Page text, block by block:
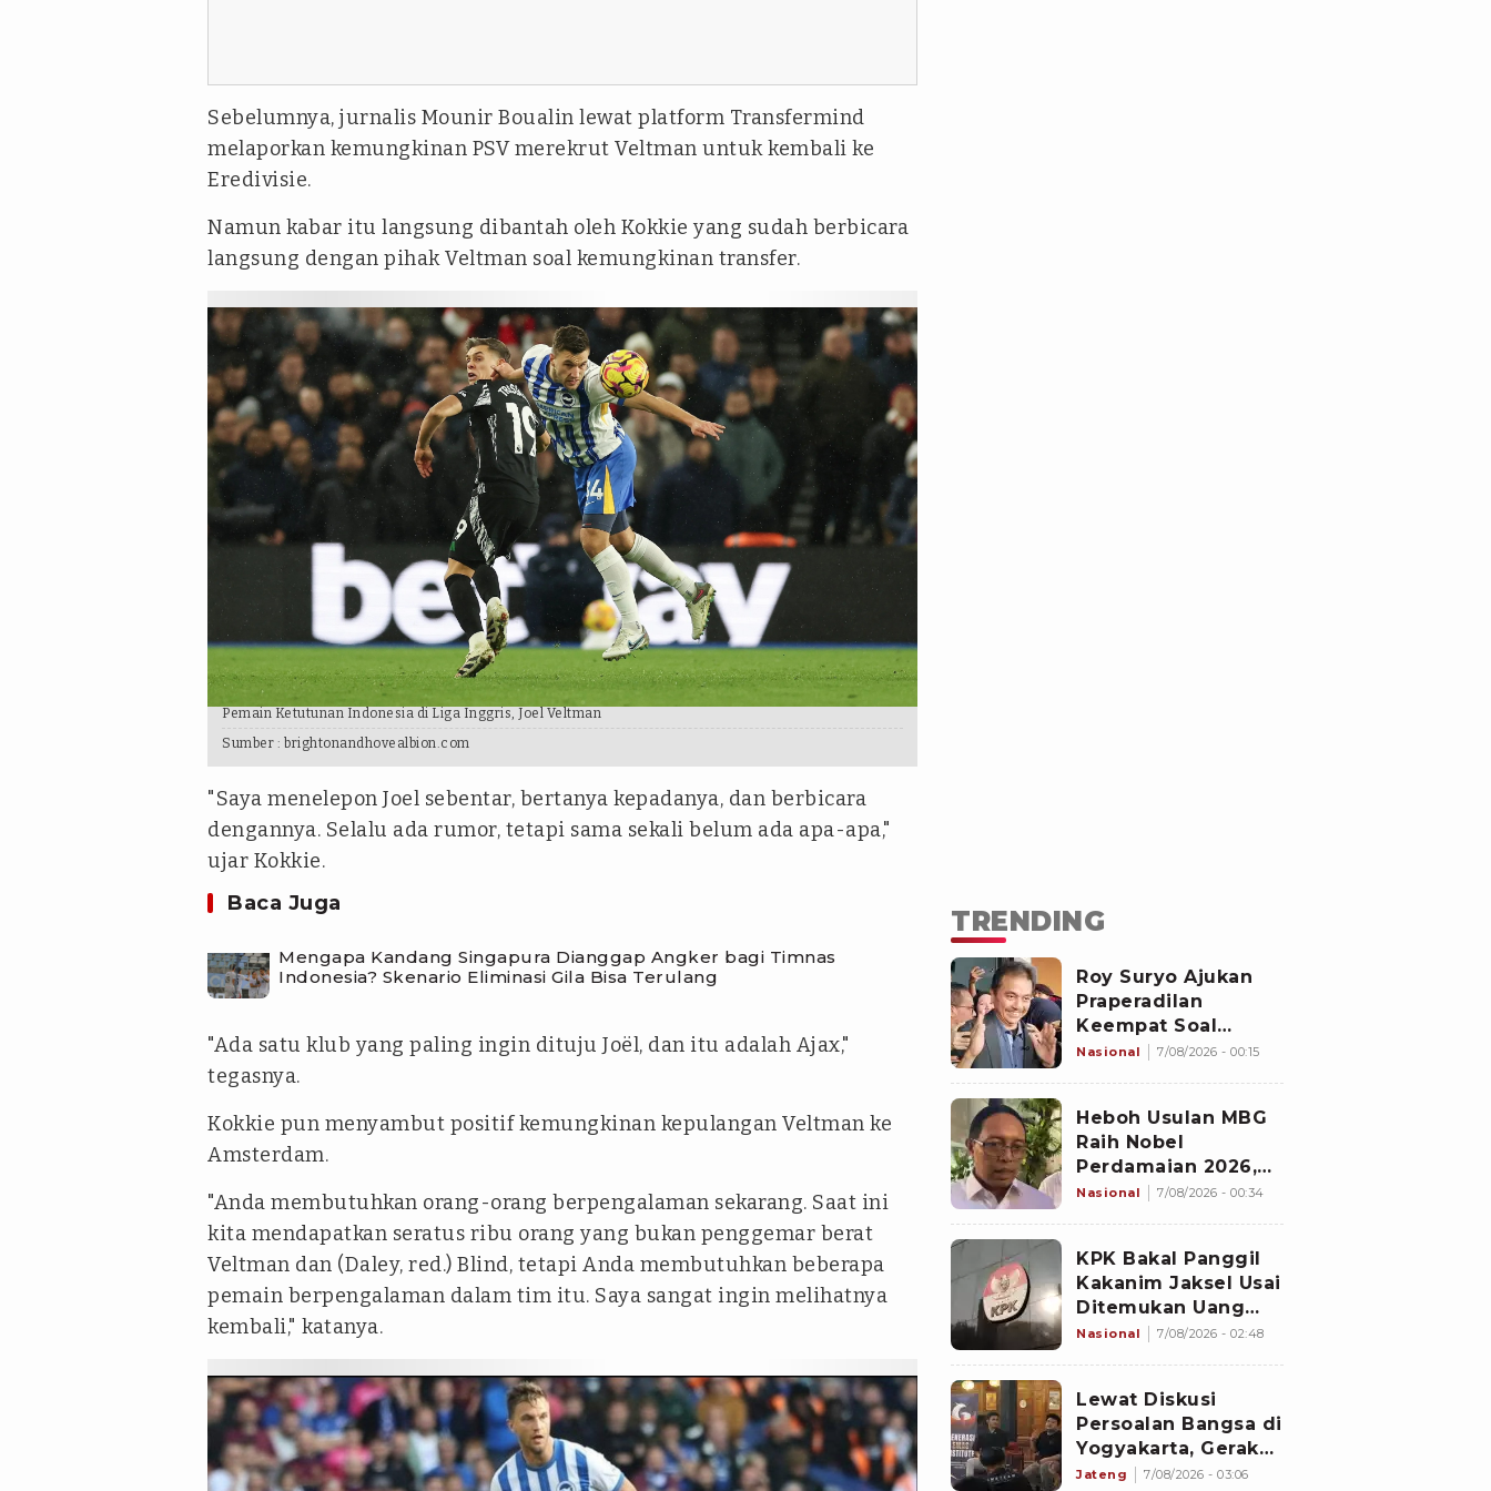
Sebelumnya, jurnalis Mounir Boualin lewat platform Transfermind
melaporkan kemungkinan PSV merekrut Veltman untuk kembali ke
Eredivisie.
Namun kabar itu langsung dibantah oleh Kokkie yang sudah berbicara
langsung dengan pihak Veltman soal kemungkinan transfer.
Pemain Ketutunan Indonesia di Liga Inggris, Joel Veltman
Sumber : brightonandhovealbion.com
"Saya menelepon Joel sebentar, bertanya kepadanya, dan berbicara
dengannya. Selalu ada rumor, tetapi sama sekali belum ada apa-apa,"
ujar Kokkie.
Baca Juga
Mengapa Kandang Singapura Dianggap Angker bagi Timnas
Indonesia? Skenario Eliminasi Gila Bisa Terulang
"Ada satu klub yang paling ingin dituju Joël, dan itu adalah Ajax,"
tegasnya.
Kokkie pun menyambut positif kemungkinan kepulangan Veltman ke
Amsterdam.
"Anda membutuhkan orang-orang berpengalaman sekarang. Saat ini
kita mendapatkan seratus ribu orang yang bukan penggemar berat
Veltman dan (Daley, red.) Blind, tetapi Anda membutuhkan beberapa
pemain berpengalaman dalam tim itu. Saya sangat ingin melihatnya
kembali," katanya.
TRENDING
Roy Suryo Ajukan
Praperadilan
Keempat Soal
Status Cekal
Nasional 7/08/2026 - 00:15
Heboh Usulan MBG
Raih Nobel
Perdamaian 2026,
Istana Akhirnya
Nasional 7/08/2026 - 00:34
KPK Bakal Panggil
Kakanim Jaksel Usai
Ditemukan Uang
8.500 Dolar
Nasional 7/08/2026 - 02:48
Lewat Diskusi
Persoalan Bangsa di
Yogyakarta, Gerakan
Iqra Indonesia
Jateng 7/08/2026 - 03:06